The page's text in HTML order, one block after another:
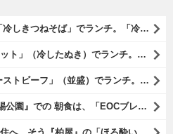
しきつねそば」でランチ。「冷しき
ト」（冷したぬき）でランチ。所謂
ストビーフ」（並盛）でランチ。「ロ
公園』での 朝食は、「EOCブレック